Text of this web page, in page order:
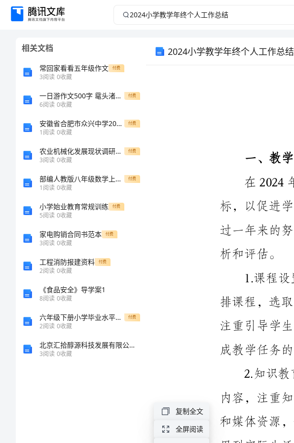
2024
2023
相关文档
常回家看看五年级作文 付费
3阅读 0收藏
一日游作文500字 鼋头渚一日游 付费
6阅读 0收藏
安徽省合肥市众兴中学2024年高一上学期第一次诊断性考试生物全真模拟试卷（含答案） 付费
1阅读 0收藏
农业机械化发展现状调研报告 付费
3阅读 0收藏
部编人教版八年级数学上册期末考试卷附答案 付费
1阅读 0收藏
小学始业教育常规训练 付费
5阅读 0收藏
家电购销合同书范本 付费
3阅读 0收藏
工程消防报建资料 付费
2阅读 0收藏
《食品安全》导学案1
8阅读 0收藏
六年级下册小学毕业水平调研数学试题带完整答案【必刷】 付费
2阅读 0收藏
北京汇拾醇源科技发展有限公司邯郸丛台区金百合分公司介绍企业发展分析报告
3阅读 0收藏
2024小学教学年终个人工作总结
析和评估。
用到实际生活中。
复制全文
全屏阅读